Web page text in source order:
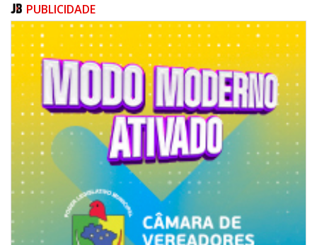
06/08/2026 | 07:00
Inscrições para a exploração da gastronomia do 14º Acampamento
Farroupilha estão abertas
PUBLICIDADE